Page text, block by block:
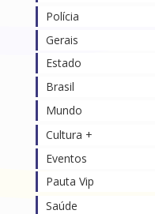
Polícia
Gerais
Estado
Brasil
Mundo
Cultura +
Eventos
Pauta Vip
Saúde